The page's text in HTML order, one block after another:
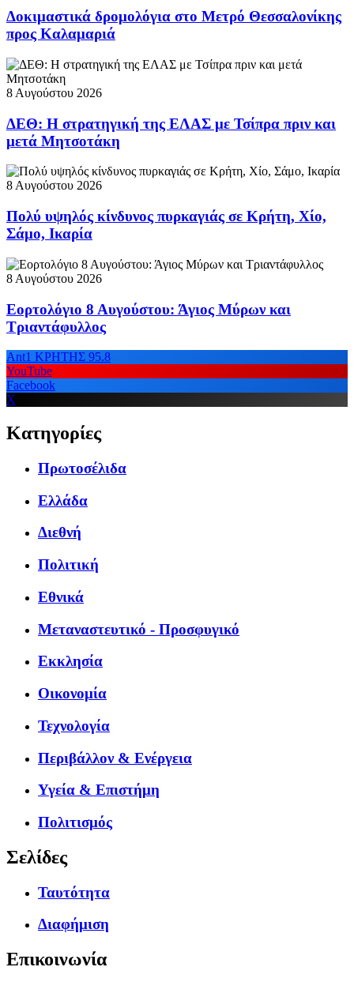
Δοκιμαστικά δρομολόγια στο Μετρό Θεσσαλονίκης
προς Καλαμαριά
8 Αυγούστου 2026
ΔΕΘ: Η στρατηγική της ΕΛΑΣ με Τσίπρα πριν και
μετά Μητσοτάκη
8 Αυγούστου 2026
Πολύ υψηλός κίνδυνος πυρκαγιάς σε Κρήτη, Χίο,
Σάμο, Ικαρία
8 Αυγούστου 2026
Εορτολόγιο 8 Αυγούστου: Άγιος Μύρων και
Τριαντάφυλλος
Ant1 ΚΡΗΤΗΣ 95.8
YouTube
Facebook
X
Κατηγορίες
Πρωτοσέλιδα
Ελλάδα
Διεθνή
Πολιτική
Εθνικά
Μεταναστευτικό - Προσφυγικό
Εκκλησία
Οικονομία
Τεχνολογία
Περιβάλλον & Ενέργεια
Υγεία & Επιστήμη
Πολιτισμός
Σελίδες
Ταυτότητα
Διαφήμιση
Επικοινωνία